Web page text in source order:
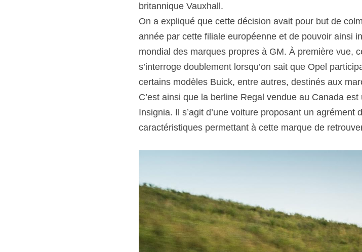
britannique Vauxhall.
On a expliqué que cette décision avait pour but de
année par cette filiale européenne et de pouvoir ainsi
mondial des marques propres à GM. À première vue,
s’interroge doublement lorsqu’on sait que Opel
certains modèles Buick, entre autres, destinés aux
C’est ainsi que la berline Regal vendue au Canada
Insignia. Il s’agit d’une voiture proposant un
caractéristiques permettant à cette marque de